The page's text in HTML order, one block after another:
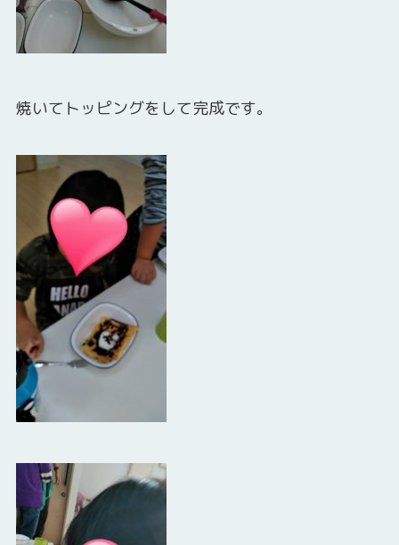
焼いてトッピングをして完成です。